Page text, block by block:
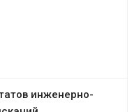
инженерно-